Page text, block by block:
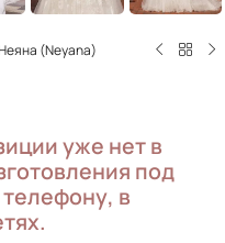
(Neyana)
уже нет в
под
в